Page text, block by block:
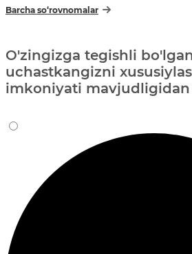
Barcha so‘rovnomalar
O'zingizga tegishli
uchastkangizni
imkoniyati mavjudligidan